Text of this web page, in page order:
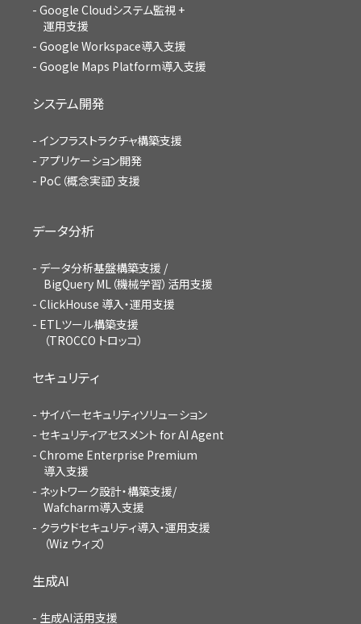
Google Cloudシステム監視 +
運用支援
Google Workspace導入支援
Google Maps Platform導入支援
システム開発
インフラストラクチャ構築支援
アプリケーション開発
PoC（概念実証）支援
データ分析
データ分析基盤構築支援 /
BigQuery ML（機械学習）活用支援
ClickHouse 導入・運用支援
ETLツール構築支援
（TROCCO トロッコ）
セキュリティ
サイバーセキュリティソリューション
セキュリティアセスメント for AI Agent
Chrome Enterprise Premium
導入支援
ネットワーク設計・構築支援/
Wafcharm導入支援
クラウドセキュリティ導入・運用支援
（Wiz ウィズ）
生成AI
生成AI活用支援